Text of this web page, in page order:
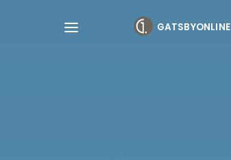
GATSBYONLINE